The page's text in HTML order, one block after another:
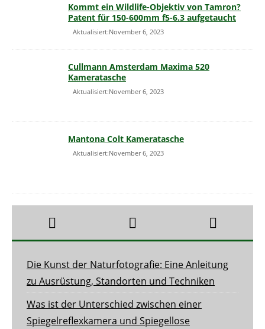
Kommt ein Wildlife-Objektiv von Tamron?
Patent für 150-600mm f5-6.3 aufgetaucht
Aktualisiert:November 6, 2023
Cullmann Amsterdam Maxima 520
Kameratasche
Aktualisiert:November 6, 2023
Mantona Colt Kameratasche
Aktualisiert:November 6, 2023
Die Kunst der Naturfotografie: Eine Anleitung
zu Ausrüstung, Standorten und Techniken
Was ist der Unterschied zwischen einer
Spiegelreflexkamera und Spiegellose